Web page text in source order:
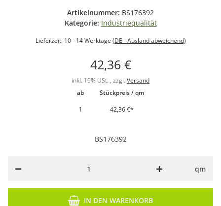
Artikelnummer: BS176392
Kategorie: Industriequalität
Lieferzeit: 10 - 14 Werktage (DE - Ausland abweichend)
42,36 €
inkl. 19% USt. , zzgl. Versand
ab
Stückpreis / qm
1
42,36 €*
BS176392
qm
IN DEN WARENKORB